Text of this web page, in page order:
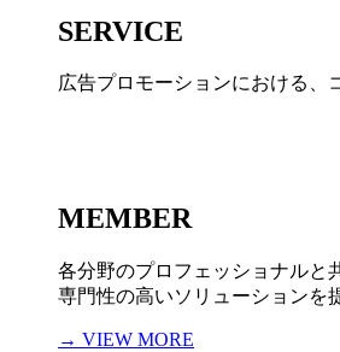
SERVICE
広告プロモーションにおける、
MEMBER
各分野のプロフェッショナルと
専門性の高いソリューションを
→ VIEW MORE